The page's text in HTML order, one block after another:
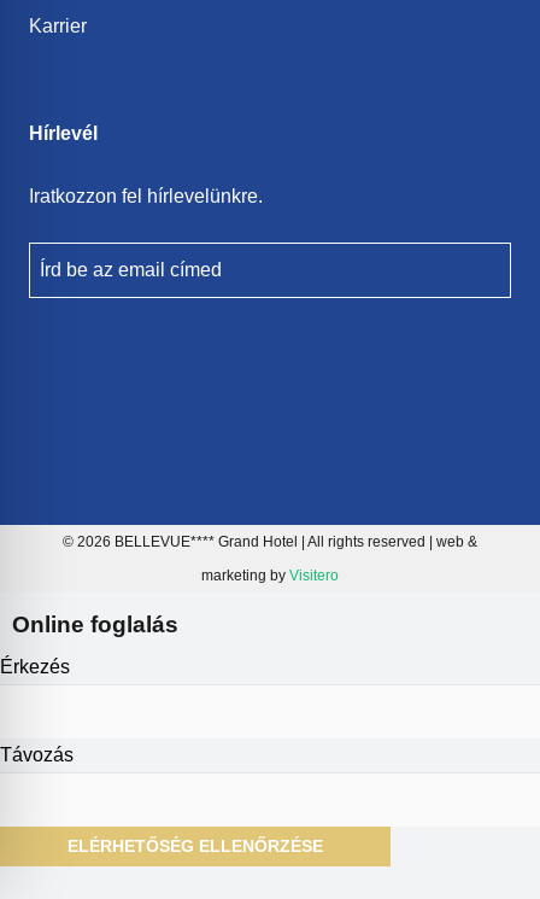
Karrier
Hírlevél
Iratkozzon fel hírlevelünkre.
Írd be az email címed
© 2026 BELLEVUE**** Grand Hotel | All rights reserved | web &
marketing by Visitero
Online foglalás
Érkezés
Távozás
ELÉRHETŐSÉG ELLENŐRZÉSE